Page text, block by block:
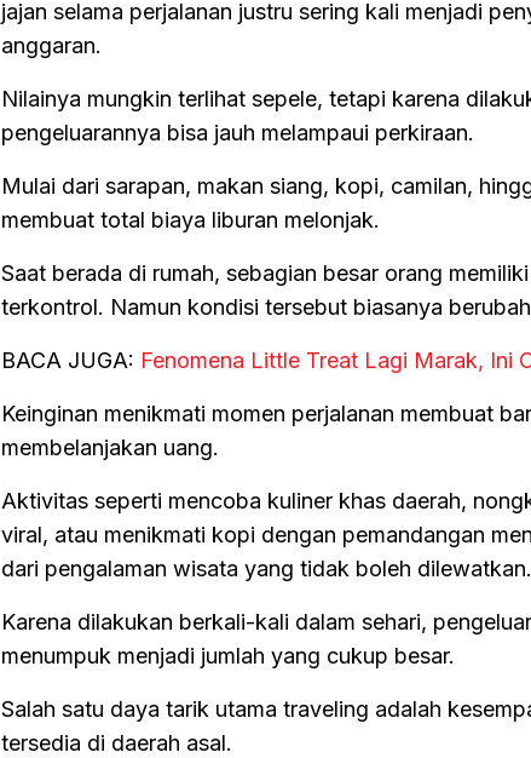
jajan selama perjalanan justru sering kali menjadi
anggaran.
Nilainya mungkin terlihat sepele, tetapi karena
pengeluarannya bisa jauh melampaui perkiraan.
Mulai dari sarapan, makan siang, kopi, camilan,
membuat total biaya liburan melonjak.
Saat berada di rumah, sebagian besar orang
terkontrol. Namun kondisi tersebut biasanya
BACA JUGA: Fenomena Little Treat Lagi Marak, Ini
Keinginan menikmati momen perjalanan membuat
membelanjakan uang.
Aktivitas seperti mencoba kuliner khas daerah,
viral, atau menikmati kopi dengan pemandangan
dari pengalaman wisata yang tidak boleh dilewatkan.
Karena dilakukan berkali-kali dalam sehari,
menumpuk menjadi jumlah yang cukup besar.
Salah satu daya tarik utama traveling adalah
tersedia di daerah asal.